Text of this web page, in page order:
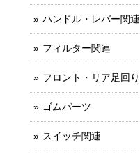
ハンドル・レバー関連
フィルター関連
フロント・リア足回り
ゴムパーツ
スイッチ関連